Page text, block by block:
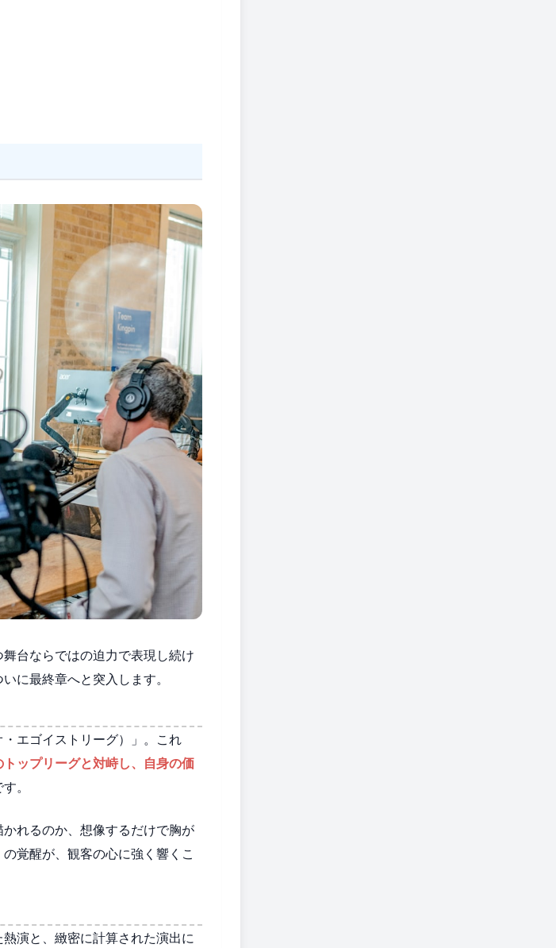
台ならではの迫力で表現し続け
に最終章へと突入します。
エゴイストリーグ）」。これ
ップリーグと対峙し、自身の価
。
れるのか、想像するだけで胸が
覚醒が、観客の心に強く響くこ
演と、緻密に計算された演出に